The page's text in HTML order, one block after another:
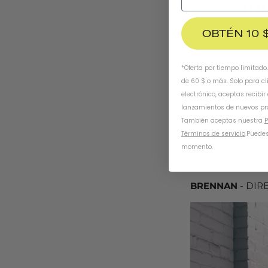
En otra vida,
Monterey.
del océano, la
mi pasión por la
inspiró cuando
en directo de las
BRENNAN -
OBTÉN 10
*Oferta por tiempo
de 60 $ o más. Solo para
electrónico, aceptas recibir
lanzamientos de nuevos
También aceptas nuestra
Términos de servicio.
momento.